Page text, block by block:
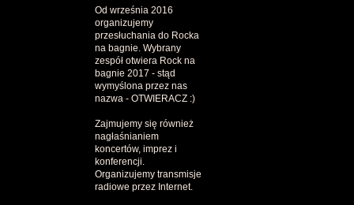
Od września 2016
organizujemy
przesłuchania do Rocka
na bagnie. Wybrany
zespół otwiera Rock na
bagnie 2017 - stąd
wymyślona przez nas
nazwa - OTWIERACZ :)
Zajmujemy się również
nagłaśnianiem
koncertów, imprez i
konferencji.
Organizujemy transmisje
radiowe przez Internet.